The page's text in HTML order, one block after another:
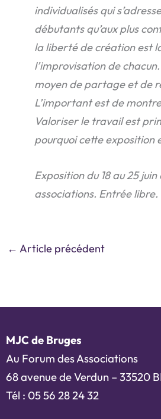
individualisés qui
débutants qu’aux plus
la liberté de création est
l’improvisation de chacun.
moyen de partage et de
L’important est de
Valoriser le travail est
pourquoi cette exposition
Exposition du 18 au 25
associations. Entrée libre.
← Article précédent
MJC de Bruges
Au Forum des Associations
68 avenue de Verdun – 33520
Tél : 05 56 28 24 32